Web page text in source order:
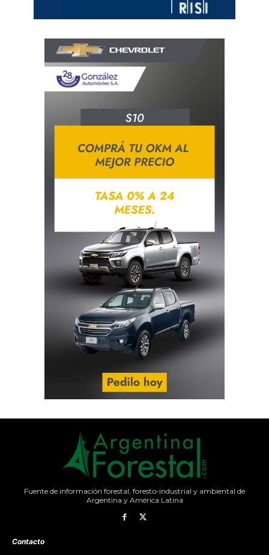
Fuente de información forestal, foresto-industrial y ambiental de
Argentina y América Latina
Contacto